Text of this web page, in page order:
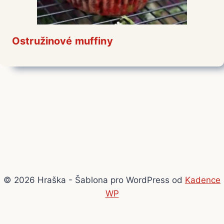
Ostružinové muffiny
© 2026 Hraška - Šablona pro WordPress od Kadence
WP